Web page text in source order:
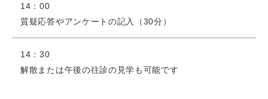
14：00
質疑応答やアンケートの記入（30分）
14：30
解散または午後の往診の見学も可能です